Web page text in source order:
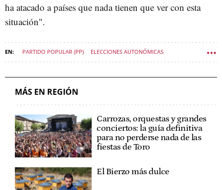
ha atacado a países que nada tienen que ver con esta
situación".
PARTIDO POPULAR (PP) ELECCIONES AUTONÓMICAS
POLÍTICA CASTILLA Y LEÓN
MÁS EN REGIÓN
Carrozas, orquestas y grandes
conciertos: la guía definitiva
para no perderse nada de las
fiestas de Toro
El Bierzo más dulce